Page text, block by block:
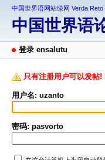
中国世界语网站绿网 Verda
中国世界语
登录 ensalutu
只有注册用户可以发
用户名: uzanto
密码: pasvorto